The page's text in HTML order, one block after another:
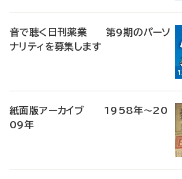
音で聴く日刊薬業 第9期のパーソ
ナリティを募集します
紙面版アーカイブ 1958年～20
09年